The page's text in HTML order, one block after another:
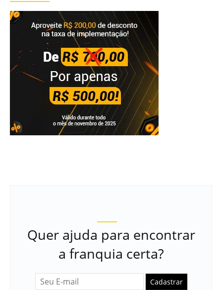
Quer ajuda para encontrar
a franquia certa?
Cadastrar